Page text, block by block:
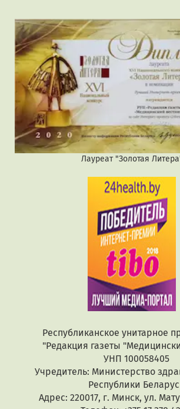
Лауреат "Золотая
Республиканское унитарное
"Редакция газеты
УНП 100058405
Учредитель: Министерство
Республики
Адрес: 220017, г. Минск, ул.